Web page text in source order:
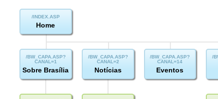
Home
Sobre Brasília Notícias Eventos